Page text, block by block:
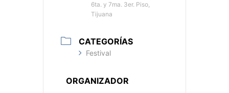
6ta. y 7ma. 3er. Piso,
Tijuana
CATEGORÍAS
Festival
ORGANIZADOR